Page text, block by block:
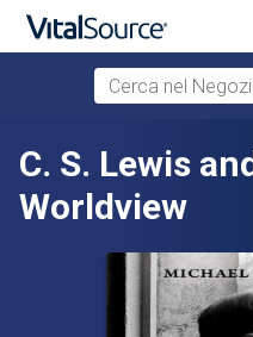
Passa al contenuto
Cerca nel
C. S. Lewis
Worldview